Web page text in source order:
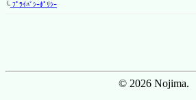
└ﾌﾟﾗｲﾊﾞｼｰﾎﾟﾘｼｰ
© 2026 Nojima.